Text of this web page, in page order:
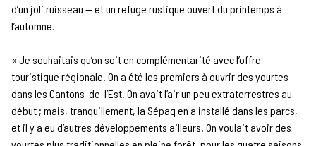
d’un joli ruisseau — et un refuge rustique ouvert du printemps à
l’automne.
« Je souhaitais qu’on soit en complémentarité avec l’offre
touristique régionale. On a été les premiers à ouvrir des yourtes
dans les Cantons-de-l’Est. On avait l’air un peu extraterrestres au
début ; mais, tranquillement, la Sépaq en a installé dans les parcs,
et il y a eu d’autres développements ailleurs. On voulait avoir des